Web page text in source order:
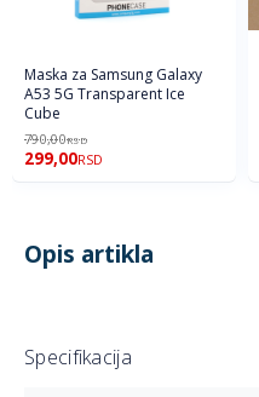
Maska za Samsung Galaxy
A53 5G Transparent Ice
Cube
790,00RSD
299,00RSD
Opis artikla
Specifikacija